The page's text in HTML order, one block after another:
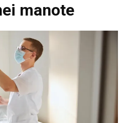
manote